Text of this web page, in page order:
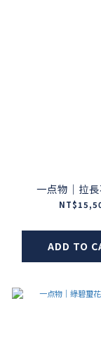
一点物｜拉
ADD TO